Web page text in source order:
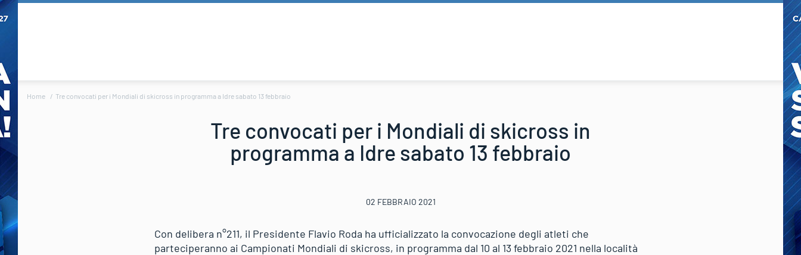
Home Tre convocati per i Mondiali di skicross in programma a Idre sabato 13 febbraio
Tre convocati per i Mondiali di skicross in
programma a Idre sabato 13 febbraio
02 FEBBRAIO 2021
Con delibera n°211, il Presidente Flavio Roda ha ufficializzato la convocazione degli atleti che
parteciperanno ai Campionati Mondiali di skicross, in programma dal 10 al 13 febbraio 2021 nella località